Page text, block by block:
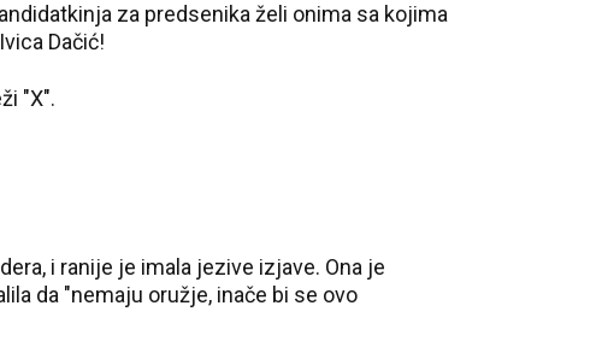
za predsenika želi onima sa kojima
Dačić!
"X".
i ranije je imala jezive izjave. Ona je
da "nemaju oružje, inače bi se ovo